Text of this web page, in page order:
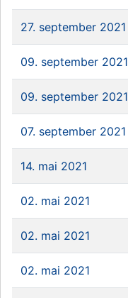
27. september 2021
09. september 2021
09. september 2021
07. september 2021
14. mai 2021
02. mai 2021
02. mai 2021
02. mai 2021